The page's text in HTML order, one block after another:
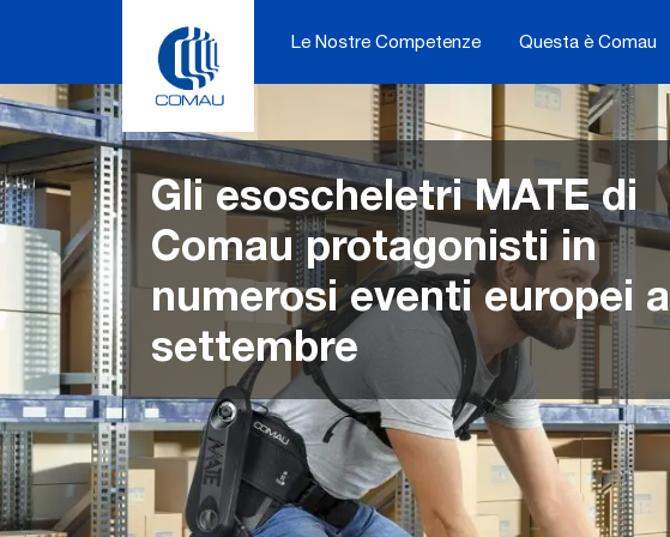
Le Nostre Competenze Questa è Comau
Gli esoscheletri MATE di
Comau protagonisti in
numerosi eventi europei a
settembre